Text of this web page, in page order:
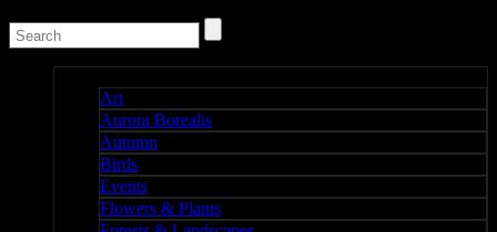
Art
Aurora Borealis
Autumn
Birds
Events
Flowers & Plants